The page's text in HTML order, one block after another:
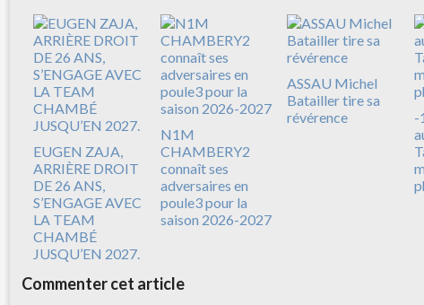
EUGEN ZAJA,
ARRIÈRE DROIT
DE 26 ANS,
S’ENGAGE AVEC
LA TEAM
CHAMBÉ
JUSQU’EN 2027.
N1M
CHAMBERY2
connaît ses
adversaires en
poule3 pour la
saison 2026-2027
ASSAU Michel
Batailler tire sa
révérence
-
Commenter cet article